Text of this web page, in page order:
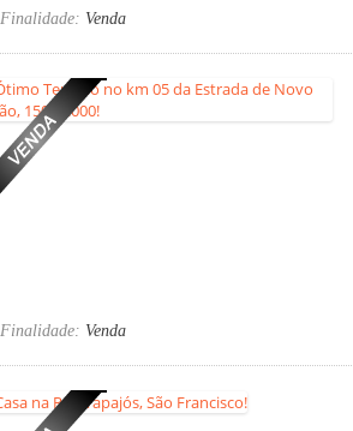
Finalidade: Venda
Finalidade: Venda